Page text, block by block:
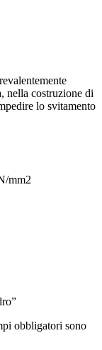
nella costruzione di
lo svitamento
mm2
obbligatori sono